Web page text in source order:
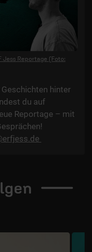
Jess Reportage (Foto:
hinter
du auf
Reportage – mit